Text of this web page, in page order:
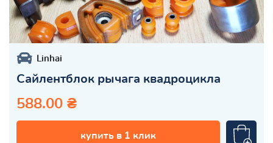
Linhai
Сайлентблок рычага квадроцикла
588.00 ₴
купить в 1 клик